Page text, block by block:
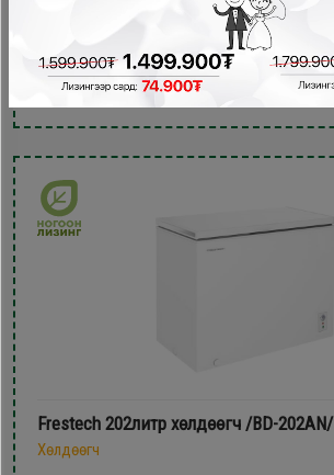
599,900₮
459,900₮
Frestech 202литр xөлдөөгч /BD-202AN/
Хөлдөөгч